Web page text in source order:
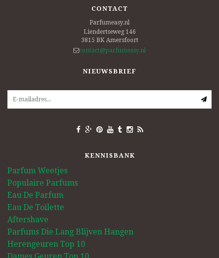
CONTACT
Parfumeasy.nl
Liendertseweg 146
3815 BK Amersfoort
contact@parfumeasy.nl
NIEUWSBRIEF
KENNISBANK
Parfum Weetjes
Populaire Parfums
Eau De Parfum
Eau De Toilette
Aftershave
Parfums Die Lang Blijven Hangen
Herengeuren Top 10